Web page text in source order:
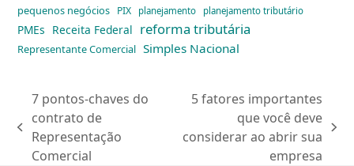
pequenos negócios PIX planejamento planejamento tributário
PMEs Receita Federal reforma tributária
Representante Comercial Simples Nacional
previous
post:
7 pontos-chaves do
contrato de
Representação
Comercial
next
5 fatores importantes
que você deve
considerar ao abrir sua
empresa